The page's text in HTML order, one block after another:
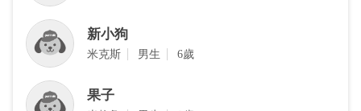
新小狗
米克斯 男生 6歲
果子